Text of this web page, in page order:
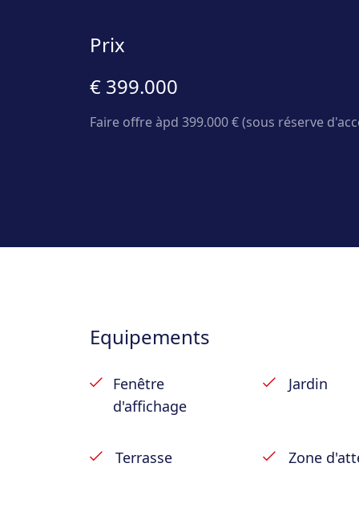
Le bâtiment est actuellement occupé
configuration en fait un bien
habitation sur un même site, ou pour
d’aménagement, tant pour un usage
Composition :
– Rez-de-chaussée : espace
(configuration adaptable en hall
– 1er étage : hall de nuit, coin salon, 2
Prix
€ 399.000
Faire offre àpd 399.000 € (sous réserve
Equipements
Fenêtre
d'affichage
Jardin
Terrasse Zone